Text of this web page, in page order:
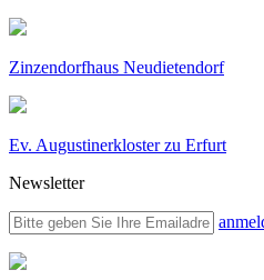
Zinzendorfhaus Neudietendorf
Ev. Augustinerkloster zu Erfurt
Newsletter